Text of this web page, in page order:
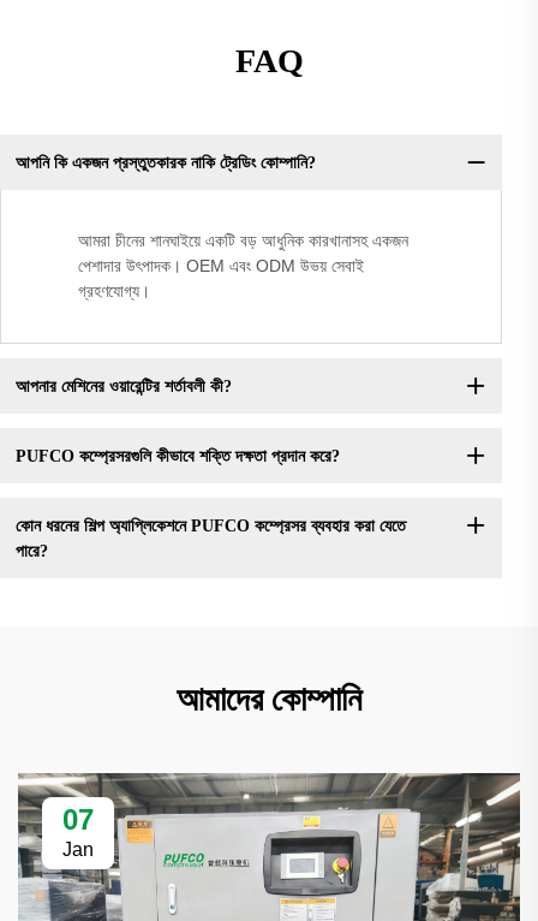
FAQ
আপনি কি একজন প্রস্তুতকারক নাকি ট্রেডিং কোম্পানি?
আমরা চীনের শানঘাইয়ে একটি বড় আধুনিক কারখানাসহ একজন
পেশাদার উৎপাদক। OEM এবং ODM উভয় সেবাই
গ্রহণযোগ্য।
আপনার মেশিনের ওয়ারেন্টির শর্তাবলী কী?
PUFCO কম্প্রেসরগুলি কীভাবে শক্তি দক্ষতা প্রদান করে?
কোন ধরনের শিল্প অ্যাপ্লিকেশনে PUFCO কম্প্রেসর ব্যবহার করা যেতে
পারে?
আমাদের কোম্পানি
07
Jan